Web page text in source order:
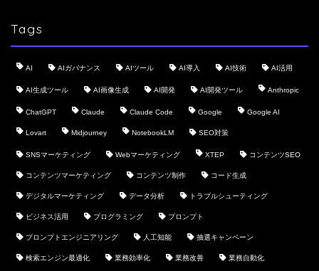
Tags
AI AIガバナンス AIツール AI導入 AI技術 AI活用
AI生成ツール AI画像生成 AI開発 AI開発ツール Anthropic
ChatGPT Claude Claude Code Google Google AI
Lovart Midjourney NotebookLM SEO対策
SNSマーケティング Webマーケティング XTEP コンテンツSEO
コンテンツマーケティング コンテンツ制作 コード生成
デジタルマーケティング データ分析 トラブルシューティング
ビジネス活用 プログラミング プロンプト
プロンプトエンジニアリング 人工知能 抽選キャンペーン
検索エンジン最適化 業務効率化 業務改善 業務自動化